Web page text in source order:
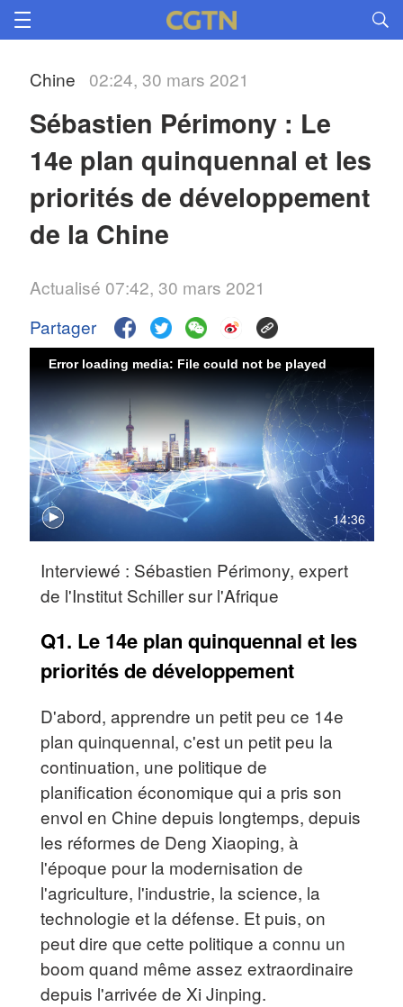
Chine 02:24, 30 mars 2021
Sébastien Périmony : Le
14e plan quinquennal et les
priorités de développement
de la Chine
Actualisé 07:42, 30 mars 2021
Partager
Error loading media: File could not be played
14:36
Interviewé : Sébastien Périmony, expert
de l'Institut Schiller sur l'Afrique
Q1. Le 14e plan quinquennal et les
priorités de développement
D'abord, apprendre un petit peu ce 14e
plan quinquennal, c'est un petit peu la
continuation, une politique de
planification économique qui a pris son
envol en Chine depuis longtemps, depuis
les réformes de Deng Xiaoping, à
l'époque pour la modernisation de
l'agriculture, l'industrie, la science, la
technologie et la défense. Et puis, on
peut dire que cette politique a connu un
boom quand même assez extraordinaire
depuis l'arrivée de Xi Jinping.